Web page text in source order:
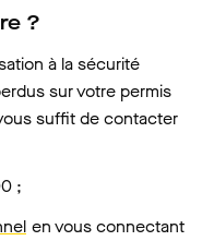
?
à la sécurité
sur votre permis
suffit de contacter
;
en vous connectant